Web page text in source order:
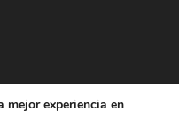
mejor experiencia en